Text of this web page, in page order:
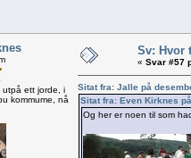
utpå ett jorde, i
kommume, nå
Sv: Hvor
« Svar #57
Sitat fra: Jalle på
Sitat fra: Even Kirknes
Og her er noen til som